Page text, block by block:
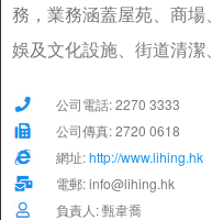
務，業務涵蓋屋苑、商
娛及文化設施、街道清潔
公司電話: 2270 3333
公司傳真: 2720 0618
網址:http://www.lihing.hk
電郵: info@lihing.hk
負責人: 甄韋喬